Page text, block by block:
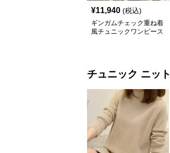
¥11,940 (税込)
ギンガムチェック重ね着
風チュニックワンピース
チュニック ニット